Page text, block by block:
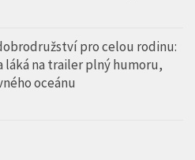
pro celou rodinu:
láká na trailer plný humoru,
oceánu